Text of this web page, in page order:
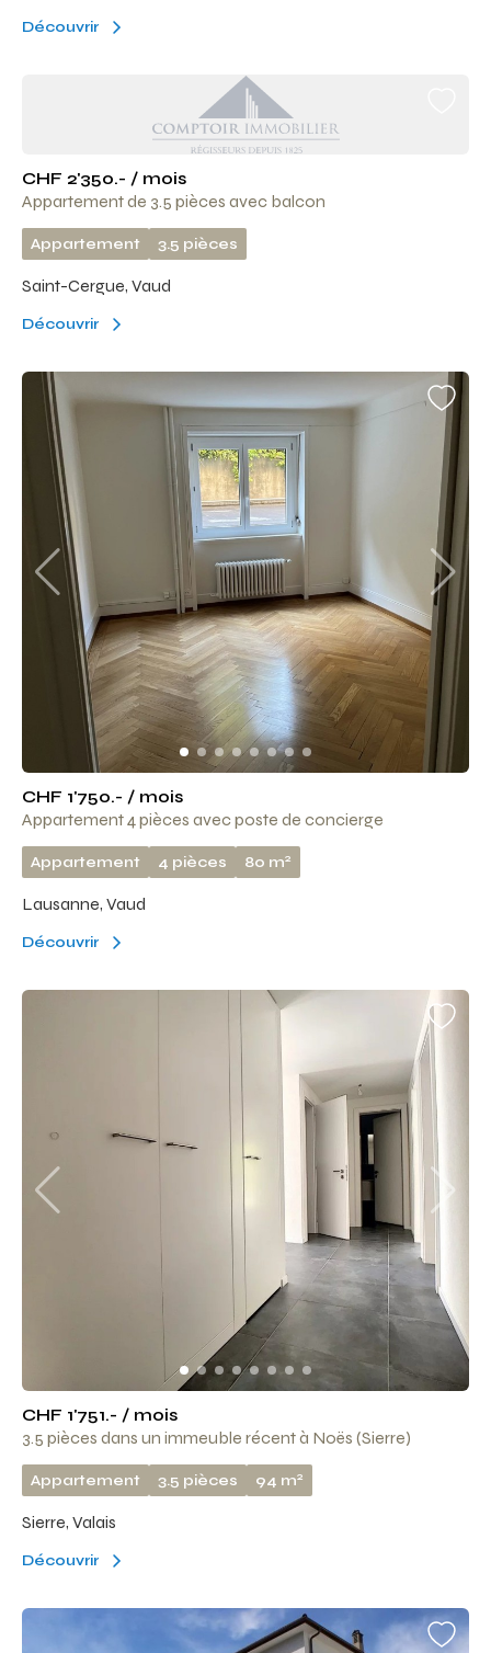
Découvrir
CHF 2'350.- / mois
Appartement de 3.5 pièces avec balcon
Appartement 3.5 pièces
Saint-Cergue, Vaud
Découvrir
CHF 1'750.- / mois
Appartement 4 pièces avec poste de concierge
Appartement 4 pièces 80 m2
Lausanne, Vaud
Découvrir
CHF 1'751.- / mois
3.5 pièces dans un immeuble récent à Noës (Sierre)
Appartement 3.5 pièces 94 m2
Sierre, Valais
Découvrir